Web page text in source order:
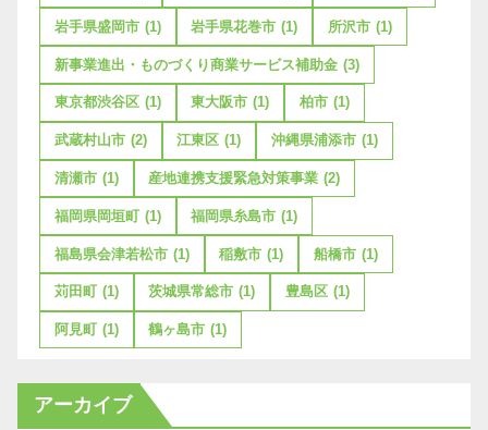
岩手県盛岡市 (1) 岩手県花巻市 (1) 所沢市 (1)
新事業進出・ものづくり商業サービス補助金 (3)
東京都渋谷区 (1) 東大阪市 (1) 柏市 (1)
武蔵村山市 (2) 江東区 (1) 沖縄県浦添市 (1)
清瀬市 (1) 産地連携支援緊急対策事業 (2)
福岡県岡垣町 (1) 福岡県糸島市 (1)
福島県会津若松市 (1) 稲敷市 (1) 船橋市 (1)
苅田町 (1) 茨城県常総市 (1) 豊島区 (1)
阿見町 (1) 鶴ヶ島市 (1)
アーカイブ